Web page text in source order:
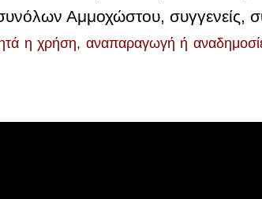
Αμμοχώστου, συγγενείς,
η χρήση, αναπαραγωγή ή